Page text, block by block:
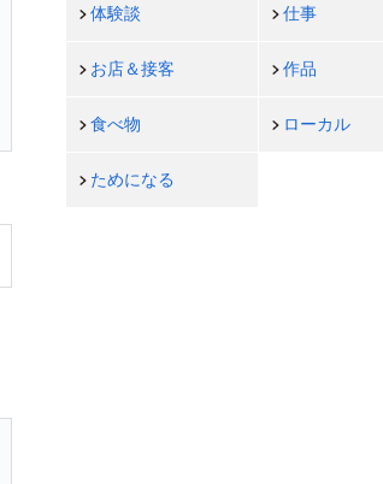
体験談 仕事
お店＆接客 作品
食べ物 ローカル
ためになる